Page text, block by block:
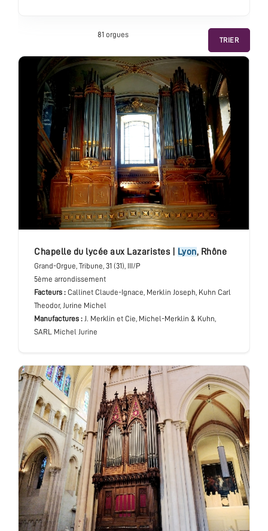
TRIER
81 orgues
chapelle du lycée aux Lazaristes| Lyon, Rhône
Grand-Orgue, Tribune, 31 (31), III/P
5ème arrondissement
Facteurs : Callinet Claude-Ignace, Merklin Joseph, Kuhn Carl
Theodor, Jurine Michel
Manufactures : J. Merklin et Cie, Michel-Merklin & Kuhn,
SARL Michel Jurine